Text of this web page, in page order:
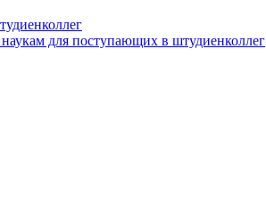
для поступающих в штудиенколлег